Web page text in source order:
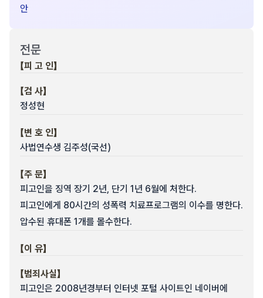
안
전문
【피 고 인】
【검 사】
정성현
【변 호 인】
사법연수생 김주성(국선)
【주 문】
피고인을 징역 장기 2년, 단기 1년 6월에 처한다.
피고인에게 80시간의 성폭력 치료프로그램의 이수를 명한다.
압수된 휴대폰 1개를 몰수한다.
【이 유】
【범죄사실】
피고인은 2008년경부터 인터넷 포털 사이트인 네이버에